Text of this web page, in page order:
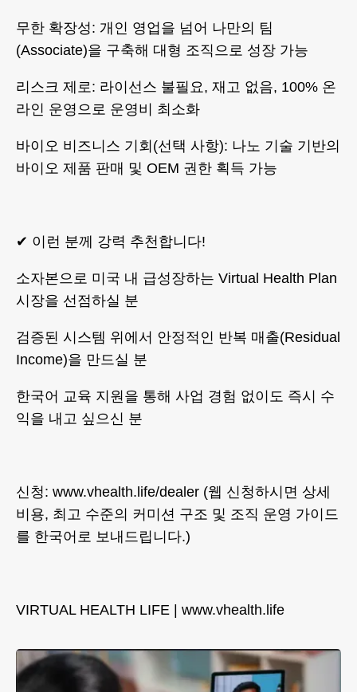
무한 확장성: 개인 영업을 넘어 나만의 팀
(Associate)을 구축해 대형 조직으로 성장 가능
리스크 제로: 라이선스 불필요, 재고 없음, 100% 온
라인 운영으로 운영비 최소화
바이오 비즈니스 기회(선택 사항): 나노 기술 기반의
바이오 제품 판매 및 OEM 권한 획득 가능
✔ 이런 분께 강력 추천합니다!
소자본으로 미국 내 급성장하는 Virtual Health Plan
시장을 선점하실 분
검증된 시스템 위에서 안정적인 반복 매출(Residual
Income)을 만드실 분
한국어 교육 지원을 통해 사업 경험 없이도 즉시 수
익을 내고 싶으신 분
신청: www.vhealth.life/dealer (웹 신청하시면 상세
비용, 최고 수준의 커미션 구조 및 조직 운영 가이드
를 한국어로 보내드립니다.)
VIRTUAL HEALTH LIFE | www.vhealth.life